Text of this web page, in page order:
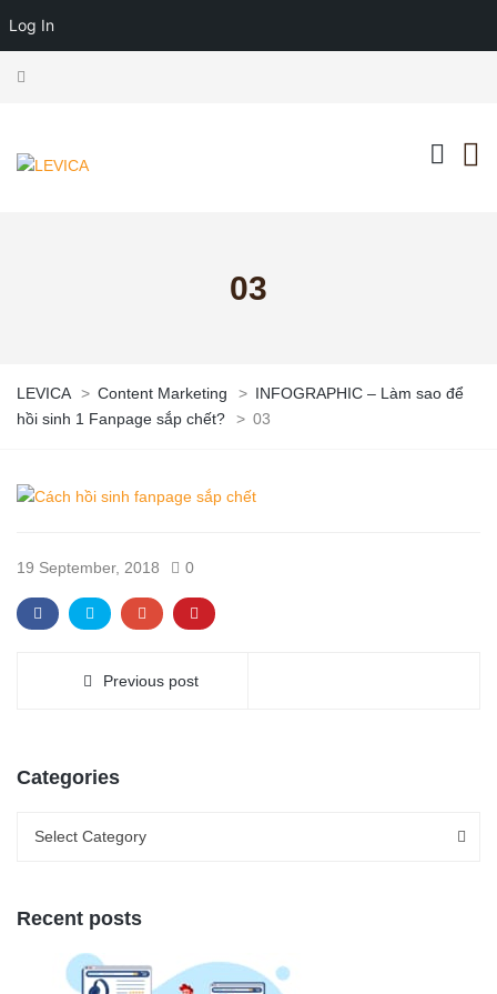
03
LEVICA > Content Marketing > INFOGRAPHIC – Làm sao để
hồi sinh 1 Fanpage sắp chết?
> 03
19 September, 2018 0
Previous post
Categories
Select Category
Recent posts
Log In